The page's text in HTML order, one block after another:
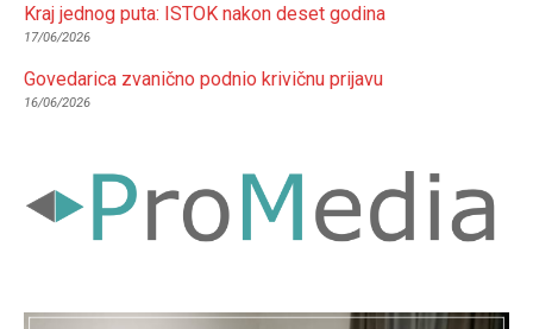
Kraj jednog puta: ISTOK nakon deset godina
17/06/2026
Govedarica zvanično podnio krivičnu prijavu
16/06/2026